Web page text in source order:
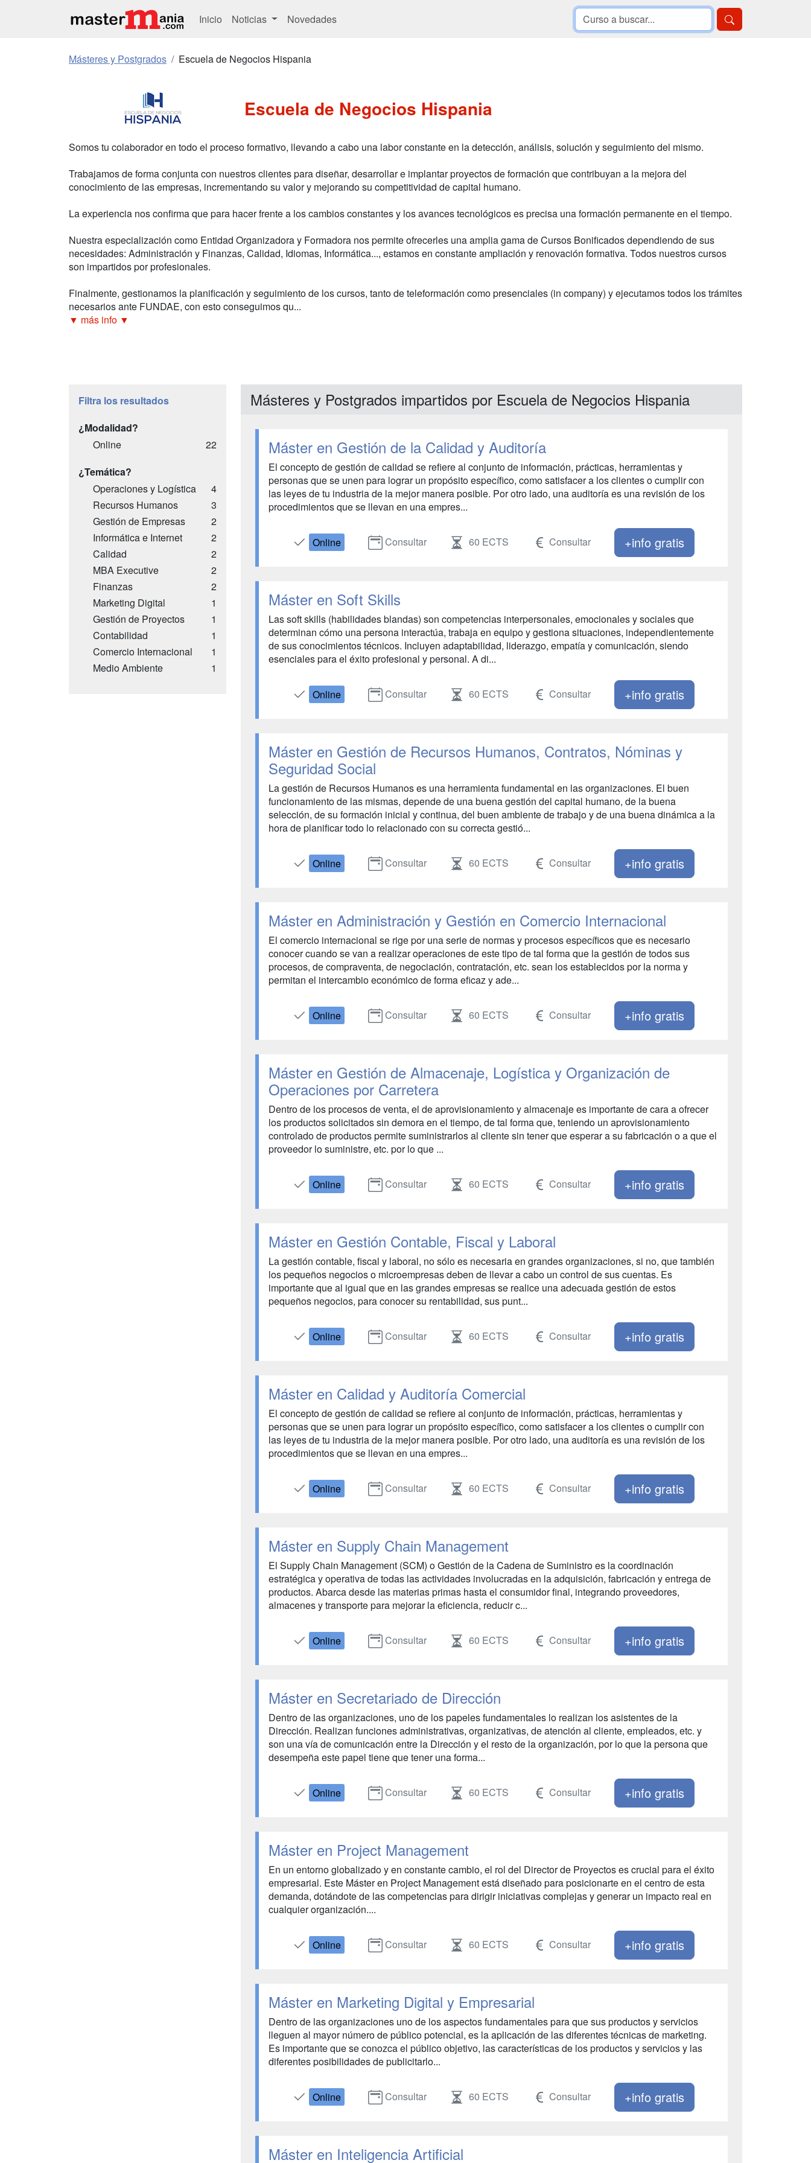
Inicio Noticias Novedades
Másteres y Postgrados Escuela de Negocios Hispania
Escuela de Negocios Hispania
Somos tu colaborador en todo el proceso formativo, llevando a cabo una labor constante en la detección, análisis, solución y seguimiento del mismo.
Trabajamos de forma conjunta con nuestros clientes para diseñar, desarrollar e implantar proyectos de formación que contribuyan a la mejora del
conocimiento de las empresas, incrementando su valor y mejorando su competitividad de capital humano.
La experiencia nos confirma que para hacer frente a los cambios constantes y los avances tecnológicos es precisa una formación permanente en el tiempo.
Nuestra especialización como Entidad Organizadora y Formadora nos permite ofrecerles una amplia gama de Cursos Bonificados dependiendo de sus
necesidades: Administración y Finanzas, Calidad, Idiomas, Informática..., estamos en constante ampliación y renovación formativa. Todos nuestros cursos
son impartidos por profesionales.
Finalmente, gestionamos la planificación y seguimiento de los cursos, tanto de teleformación como presenciales (in company) y ejecutamos todos los trámites
necesarios ante FUNDAE, con esto conseguimos qu...
▼ más info ▼
Filtra los resultados
¿Modalidad?
Online
22
¿Temática?
Operaciones y Logística
4
Recursos Humanos
3
Gestión de Empresas
2
Informática e Internet
2
Calidad
2
MBA Executive
2
Finanzas
2
Marketing Digital
1
Gestión de Proyectos
1
Contabilidad
1
Comercio Internacional
1
Medio Ambiente
1
Másteres y Postgrados impartidos por Escuela de Negocios Hispania
Máster en Gestión de la Calidad y Auditoría
El concepto de gestión de calidad se refiere al conjunto de información, prácticas, herramientas y
personas que se unen para lograr un propósito específico, como satisfacer a los clientes o cumplir con
las leyes de tu industria de la mejor manera posible. Por otro lado, una auditoría es una revisión de los
procedimientos que se llevan en una empres...
Online Consultar 60 ECTS Consultar +info gratis
Máster en Soft Skills
Las soft skills (habilidades blandas) son competencias interpersonales, emocionales y sociales que
determinan cómo una persona interactúa, trabaja en equipo y gestiona situaciones, independientemente
de sus conocimientos técnicos. Incluyen adaptabilidad, liderazgo, empatía y comunicación, siendo
esenciales para el éxito profesional y personal. A di...
Online Consultar 60 ECTS Consultar +info gratis
Máster en Gestión de Recursos Humanos, Contratos, Nóminas y
Seguridad Social
La gestión de Recursos Humanos es una herramienta fundamental en las organizaciones. El buen
funcionamiento de las mismas, depende de una buena gestión del capital humano, de la buena
selección, de su formación inicial y continua, del buen ambiente de trabajo y de una buena dinámica a la
hora de planificar todo lo relacionado con su correcta gestió...
Online Consultar 60 ECTS Consultar +info gratis
Máster en Administración y Gestión en Comercio Internacional
El comercio internacional se rige por una serie de normas y procesos específicos que es necesario
conocer cuando se van a realizar operaciones de este tipo de tal forma que la gestión de todos sus
procesos, de compraventa, de negociación, contratación, etc. sean los establecidos por la norma y
permitan el intercambio económico de forma eficaz y ade...
Online Consultar 60 ECTS Consultar +info gratis
Máster en Gestión de Almacenaje, Logística y Organización de
Operaciones por Carretera
Dentro de los procesos de venta, el de aprovisionamiento y almacenaje es importante de cara a ofrecer
los productos solicitados sin demora en el tiempo, de tal forma que, teniendo un aprovisionamiento
controlado de productos permite suministrarlos al cliente sin tener que esperar a su fabricación o a que el
proveedor lo suministre, etc. por lo que ...
Online Consultar 60 ECTS Consultar +info gratis
Máster en Gestión Contable, Fiscal y Laboral
La gestión contable, fiscal y laboral, no sólo es necesaria en grandes organizaciones, si no, que también
los pequeños negocios o microempresas deben de llevar a cabo un control de sus cuentas. Es
importante que al igual que en las grandes empresas se realice una adecuada gestión de estos
pequeños negocios, para conocer su rentabilidad, sus punt...
Online Consultar 60 ECTS Consultar +info gratis
Máster en Calidad y Auditoría Comercial
El concepto de gestión de calidad se refiere al conjunto de información, prácticas, herramientas y
personas que se unen para lograr un propósito específico, como satisfacer a los clientes o cumplir con
las leyes de tu industria de la mejor manera posible. Por otro lado, una auditoría es una revisión de los
procedimientos que se llevan en una empres...
Online Consultar 60 ECTS Consultar +info gratis
Máster en Supply Chain Management
El Supply Chain Management (SCM) o Gestión de la Cadena de Suministro es la coordinación
estratégica y operativa de todas las actividades involucradas en la adquisición, fabricación y entrega de
productos. Abarca desde las materias primas hasta el consumidor final, integrando proveedores,
almacenes y transporte para mejorar la eficiencia, reducir c...
Online Consultar 60 ECTS Consultar +info gratis
Máster en Secretariado de Dirección
Dentro de las organizaciones, uno de los papeles fundamentales lo realizan los asistentes de la
Dirección. Realizan funciones administrativas, organizativas, de atención al cliente, empleados, etc. y
son una vía de comunicación entre la Dirección y el resto de la organización, por lo que la persona que
desempeña este papel tiene que tener una forma...
Online Consultar 60 ECTS Consultar +info gratis
Máster en Project Management
En un entorno globalizado y en constante cambio, el rol del Director de Proyectos es crucial para el éxito
empresarial. Este Máster en Project Management está diseñado para posicionarte en el centro de esta
demanda, dotándote de las competencias para dirigir iniciativas complejas y generar un impacto real en
cualquier organización....
Online Consultar 60 ECTS Consultar +info gratis
Máster en Marketing Digital y Empresarial
Dentro de las organizaciones uno de los aspectos fundamentales para que sus productos y servicios
lleguen al mayor número de público potencial, es la aplicación de las diferentes técnicas de marketing.
Es importante que se conozca el público objetivo, las características de los productos y servicios y las
diferentes posibilidades de publicitarlo...
Online Consultar 60 ECTS Consultar +info gratis
Máster en Inteligencia Artificial